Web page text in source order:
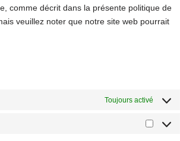
comme décrit dans la présente politique de
veuillez noter que notre site web pourrait
Toujours activé